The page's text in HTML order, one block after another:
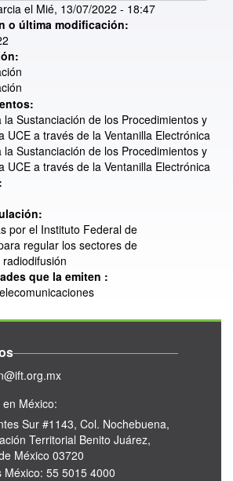
el Mié, 13/07/2022 - 18:47
o última modificación:
Sustanciación de los Procedimientos y
UCE a través de la Ventanilla Electrónica
Sustanciación de los Procedimientos y
UCE a través de la Ventanilla Electrónica
por el Instituto Federal de
regular los sectores de
que la emiten :
México:
Sur #1143, Col. Nochebuena,
Territorial Benito Juárez,
México 03720
México: 55 5015 4000